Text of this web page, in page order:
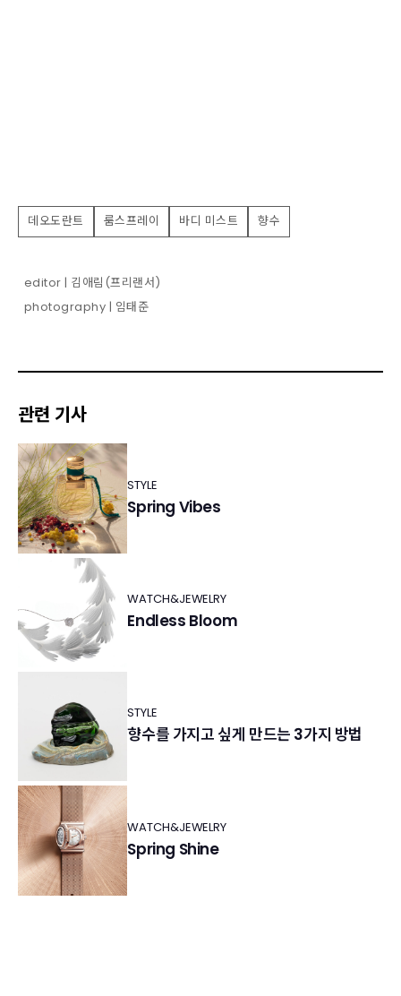
데오도란트 룸스프레이 바디 미스트 향수
editor | 김애림(프리랜서)
photography | 임태준
관련 기사
STYLE
Spring Vibes
WATCH&JEWELRY
Endless Bloom
STYLE
향수를 가지고 싶게 만드는 3가지 방법
WATCH&JEWELRY
Spring Shine